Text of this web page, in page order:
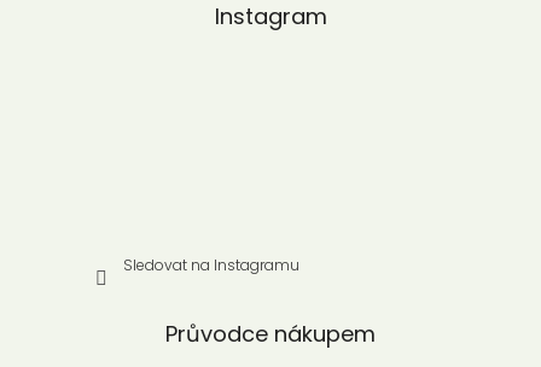
Instagram
Sledovat na Instagramu
Průvodce nákupem